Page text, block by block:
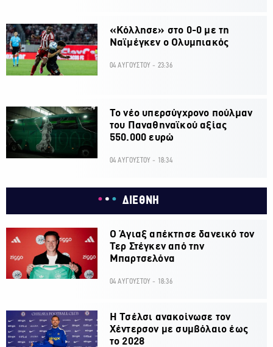
«Κόλλησε» στο 0-0 με τη
Ναϊμέγκεν ο Ολυμπιακός
04 ΑΥΓΟΥΣΤΟΥ - 23:36
Το νέο υπερσύγχρονο πούλμαν
του Παναθηναϊκού αξίας
550.000 ευρώ
04 ΑΥΓΟΥΣΤΟΥ - 18:34
ΔΙΕΘΝΗ
Ο Άγιαξ απέκτησε δανεικό τον
Τερ Στέγκεν από την
Μπαρτσελόνα
04 ΑΥΓΟΥΣΤΟΥ - 18:36
H Τσέλσι ανακοίνωσε τον
Χέντερσον με συμβόλαιο έως
το 2028